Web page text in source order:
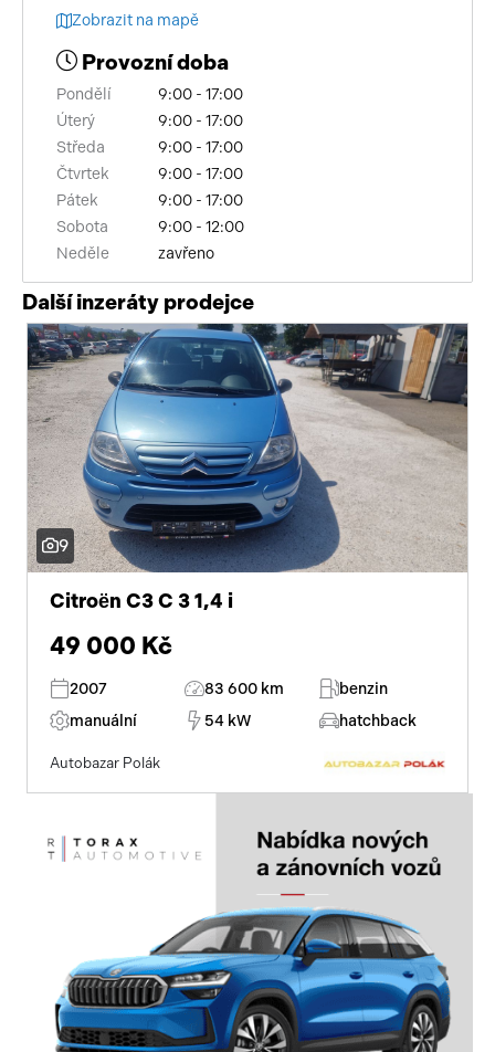
Zobrazit na mapě
Provozní doba
Pondělí
9:00 - 17:00
Úterý
9:00 - 17:00
Středa
9:00 - 17:00
Čtvrtek
9:00 - 17:00
Pátek
9:00 - 17:00
Sobota
9:00 - 12:00
Neděle
zavřeno
Další inzeráty prodejce
9
Citroën C3 C 3 1,4 i
49 000 Kč
2007 83 600 km
benzin
manuální
54 kW hatchback
Autobazar Polák